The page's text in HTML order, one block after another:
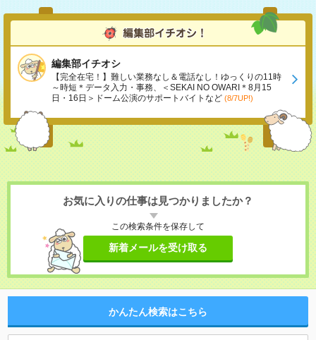
編集部イチオシ
【完全在宅！】難しい業務なし＆電話なし！ゆっくりの11時
～時短＊データ入力・事務、＜SEKAI NO OWARI＊8月15
日・16日＞ドーム公演のサポートバイトなど (8/7UP!)
お気に入りの仕事は見つかりましたか？
この検索条件を保存して
新着メールを受け取る
かんたん検索はこちら